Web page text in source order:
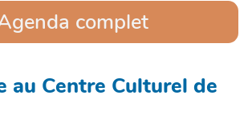
complet
au Centre Culturel de